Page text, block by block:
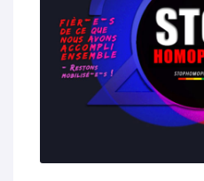
Contacts
Hébergement solidaire